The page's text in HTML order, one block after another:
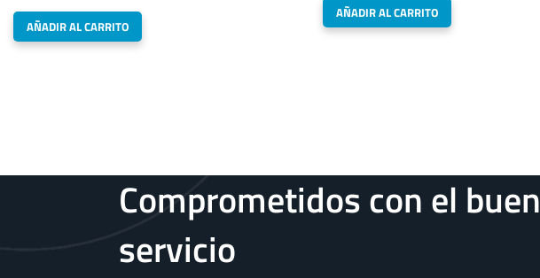
AÑADIR AL CARRITO
AÑADIR AL CARRITO
Comprometidos con el buen
servicio